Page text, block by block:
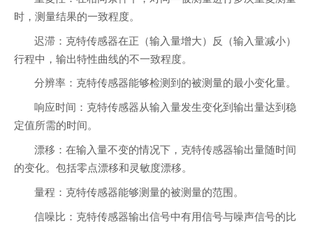
时，测量结果的一致程度。
迟滞：克特传感器在正（输入量增大）反（输入量减小）
行程中，输出特性曲线的不一致程度。
分辨率：克特传感器能够检测到的被测量的最小变化量。
响应时间：克特传感器从输入量发生变化到输出量达到稳
定值所需的时间。
漂移：在输入量不变的情况下，克特传感器输出量随时间
的变化。包括零点漂移和灵敏度漂移。
量程：克特传感器能够测量的被测量的范围。
信噪比：克特传感器输出信号中有用信号与噪声信号的比